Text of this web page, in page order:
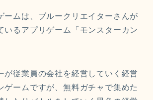
ームは、ブルークリエイターさんが
いるアプリゲーム「モンスターカン
が従業員の会社を経営していく経営
ゲームですが、無料ガチャで集めた